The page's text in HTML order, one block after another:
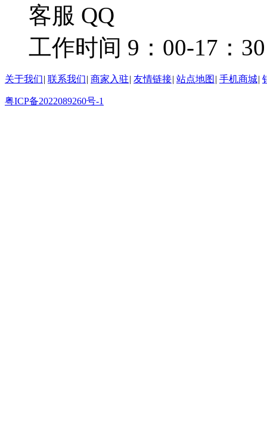
客服 QQ
工作时间 9：00-17：30
关于我们| 联系我们| 商家入驻| 友情链接| 站点地图 | 手机商城|
粤ICP备2022089260号-1